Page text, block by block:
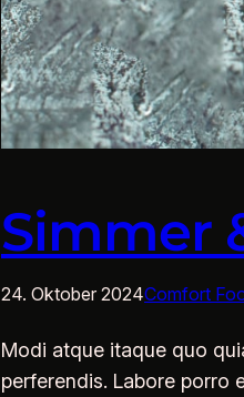
Simmer
24. Oktober 2024Comfort
Modi atque itaque quo
perferendis. Labore porro